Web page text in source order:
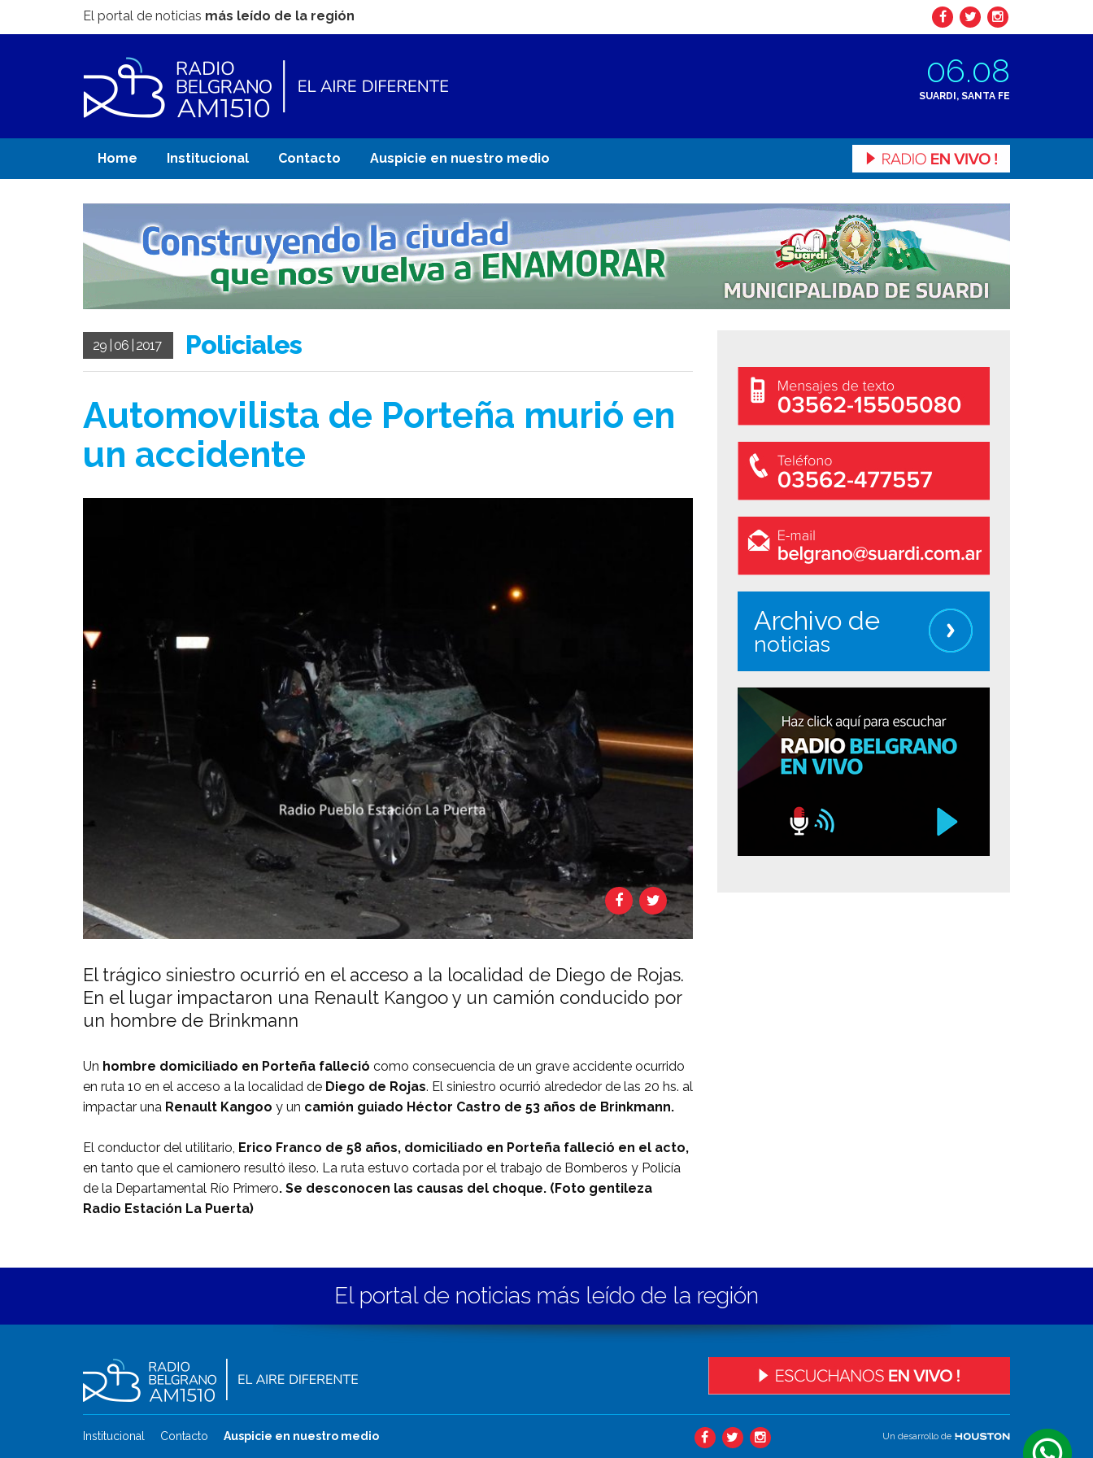
El portal de noticias más leído de la región
06.08
SUARDI, SANTA FE
Home Institucional Contacto Auspicie en nuestro medio
29 | 06 | 2017 Policiales
Automovilista de Porteña murió en
un accidente
El trágico siniestro ocurrió en el acceso a la localidad de Diego de Rojas.
En el lugar impactaron una Renault Kangoo y un camión conducido por
un hombre de Brinkmann
Un hombre domiciliado en Porteña falleció como consecuencia de un grave accidente ocurrido
en ruta 10 en el acceso a la localidad de Diego de Rojas. El siniestro ocurrió alrededor de las 20 hs. al
impactar una Renault Kangoo y un camión guiado Héctor Castro de 53 años de Brinkmann.
El conductor del utilitario, Erico Franco de 58 años, domiciliado en Porteña falleció en el acto,
en tanto que el camionero resultó ileso. La ruta estuvo cortada por el trabajo de Bomberos y Policía
de la Departamental Río Primero. Se desconocen las causas del choque. (Foto gentileza
Radio Estación La Puerta)
Archivo de
noticias
El portal de noticias más leído de la región
Institucional Contacto Auspicie en nuestro medio Un desarrollo de